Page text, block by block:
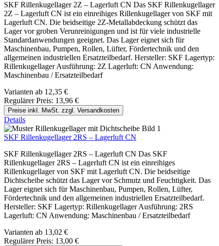
SKF Rillenkugellager 2Z – Lagerluft CN Das SKF Rillenkugellager
2Z – Lagerluft CN ist ein einreihiges Rillenkugellager von SKF mit
Lagerluft CN. Die beidseitige 2Z-Metallabdeckung schützt das
Lager vor groben Verunreinigungen und ist für viele industrielle
Standardanwendungen geeignet. Das Lager eignet sich für
Maschinenbau, Pumpen, Rollen, Lüfter, Fördertechnik und den
allgemeinen industriellen Ersatzteilbedarf. Hersteller: SKF Lagertyp:
Rillenkugellager Ausführung: 2Z Lagerluft: CN Anwendung:
Maschinenbau / Ersatzteilbedarf
Varianten ab 12,35 €
Regulärer Preis: 13,96 €
Preise inkl. MwSt. zzgl. Versandkosten
Details
SKF Rillenkugellager 2RS – Lagerluft CN
SKF Rillenkugellager 2RS – Lagerluft CN Das SKF
Rillenkugellager 2RS – Lagerluft CN ist ein einreihiges
Rillenkugellager von SKF mit Lagerluft CN. Die beidseitige
Dichtscheibe schützt das Lager vor Schmutz und Feuchtigkeit. Das
Lager eignet sich für Maschinenbau, Pumpen, Rollen, Lüfter,
Fördertechnik und den allgemeinen industriellen Ersatzteilbedarf.
Hersteller: SKF Lagertyp: Rillenkugellager Ausführung: 2RS
Lagerluft: CN Anwendung: Maschinenbau / Ersatzteilbedarf
Varianten ab 13,02 €
Regulärer Preis: 13,00 €